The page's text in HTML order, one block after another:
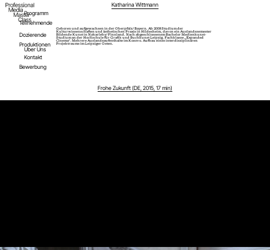
Katharina Wittmann
Programm
Teilnehmende
Dozierende
Produktionen
Über Uns
Kontakt
Bewerbung
Geboren und aufgewachsen in der Oberpfalz/ Bayern. Ab 2008 Studium der
Kulturwissenschaften und ästhetischen Praxis in Hildesheim, davon ein Auslandssemester
Bildende Kunst in Nykarleby/ Finnland. Nach abgeschlossenem Bachelor Medienkunst-
Studium an der Hochschule für Grafik und Buchkunst Leipzig, Fachklasse „Expanded
Cinema“. Mehrere Auslandsaufenthalte im Kosovo. Aufbau eines interdisziplinären
Projektraums im Leipziger Osten.
Frohe Zukunft (DE, 2015, 17 min)